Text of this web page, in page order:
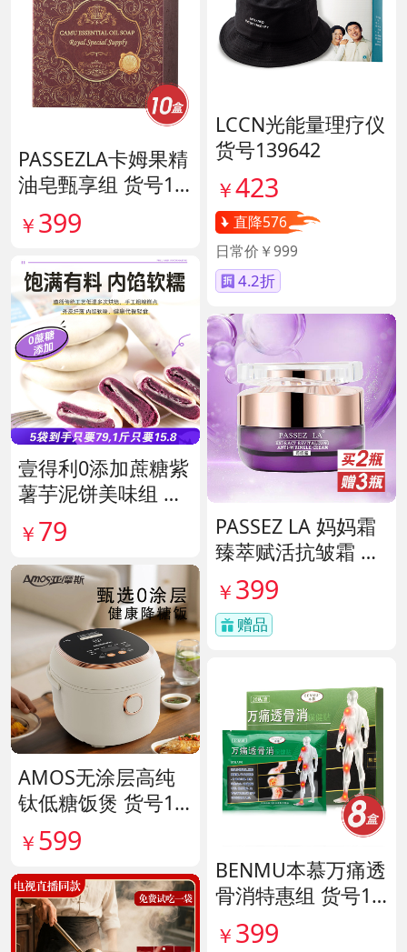
PASSEZLA卡姆果精
油皂甄享组 货号14
0198
￥ 399
壹得利0添加蔗糖紫
薯芋泥饼美味组 货
号141287
￥ 79
AMOS无涂层高纯
钛低糖饭煲 货号14
1641
￥ 599
LCCN光能量理疗仪
货号139642
￥423
直降576
日常价￥999
4.2折
PASSEZ LA 妈妈霜
臻萃赋活抗皱霜 货
号137759
￥ 399
赠品
BENMU本慕万痛透
骨消特惠组 货号13
5254
￥ 399